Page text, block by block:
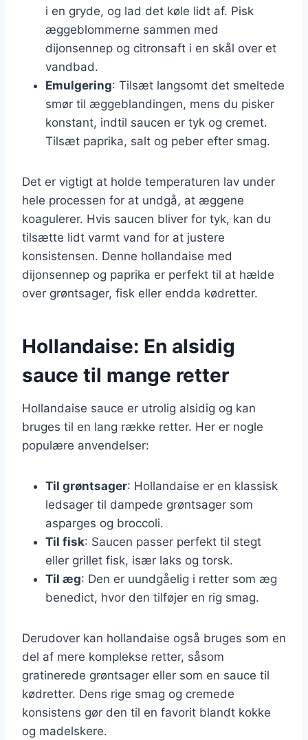
i en gryde, og lad det køle lidt af. Pisk
æggeblommerne sammen med
dijonsennep og citronsaft i en skål over et
vandbad.
Emulgering: Tilsæt langsomt det smeltede
smør til æggeblandingen, mens du pisker
konstant, indtil saucen er tyk og cremet.
Tilsæt paprika, salt og peber efter smag.
Det er vigtigt at holde temperaturen lav under
hele processen for at undgå, at æggene
koagulerer. Hvis saucen bliver for tyk, kan du
tilsætte lidt varmt vand for at justere
konsistensen. Denne hollandaise med
dijonsennep og paprika er perfekt til at hælde
over grøntsager, fisk eller endda kødretter.
Hollandaise: En alsidig
sauce til mange retter
Hollandaise sauce er utrolig alsidig og kan
bruges til en lang række retter. Her er nogle
populære anvendelser:
Til grøntsager: Hollandaise er en klassisk
ledsager til dampede grøntsager som
asparges og broccoli.
Til fisk: Saucen passer perfekt til stegt
eller grillet fisk, især laks og torsk.
Til æg: Den er uundgåelig i retter som æg
benedict, hvor den tilføjer en rig smag.
Derudover kan hollandaise også bruges som en
del af mere komplekse retter, såsom
gratinerede grøntsager eller som en sauce til
kødretter. Dens rige smag og cremede
konsistens gør den til en favorit blandt kokke
og madelskere.